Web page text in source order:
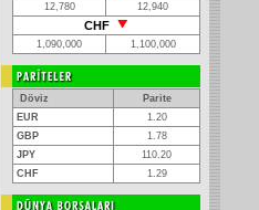
12,780 12,940
CHF
1,090,000 1,100,000
Döviz
Parite
EUR
1.20
GBP
1.78
JPY
110.20
CHF
1.29